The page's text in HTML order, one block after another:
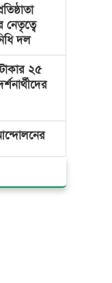
নেতৃত্বে
দল
২৫